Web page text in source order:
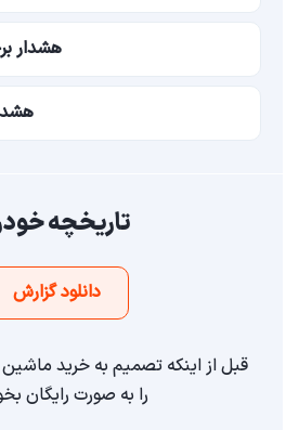
هشدار
تاریخچه
دانلود گزارش
قبل از اینکه تصمیم به خرید ماشین
را به صورت رایگان